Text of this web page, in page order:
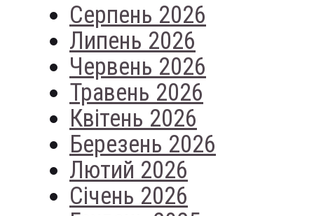
Серпень 2026
Липень 2026
Червень 2026
Травень 2026
Квітень 2026
Березень 2026
Лютий 2026
Січень 2026